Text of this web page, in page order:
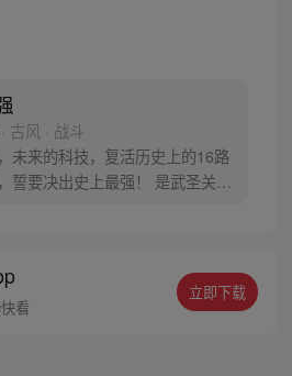
古风 · 战斗
未来的科技，复活历史上的16路
决出史上最强！ 是武圣关云
看
立即下载